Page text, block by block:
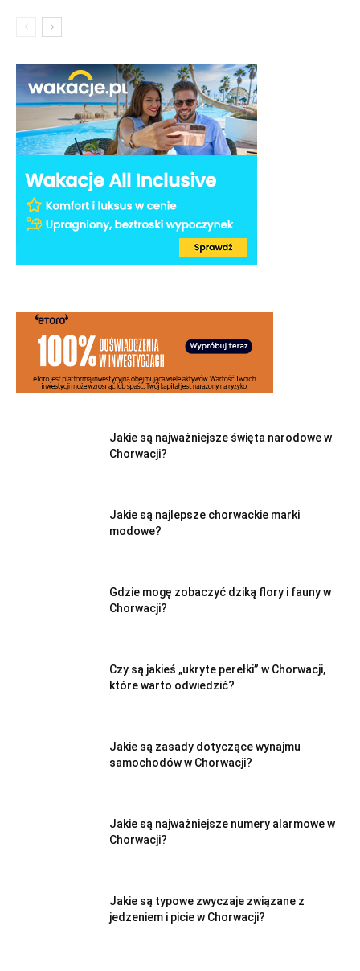
Jakie są najważniejsze święta narodowe w
Chorwacji?
Jakie są najlepsze chorwackie marki
modowe?
Gdzie mogę zobaczyć dziką flory i fauny w
Chorwacji?
Czy są jakieś „ukryte perełki” w Chorwacji,
które warto odwiedzić?
Jakie są zasady dotyczące wynajmu
samochodów w Chorwacji?
Jakie są najważniejsze numery alarmowe w
Chorwacji?
Jakie są typowe zwyczaje związane z
jedzeniem i picie w Chorwacji?